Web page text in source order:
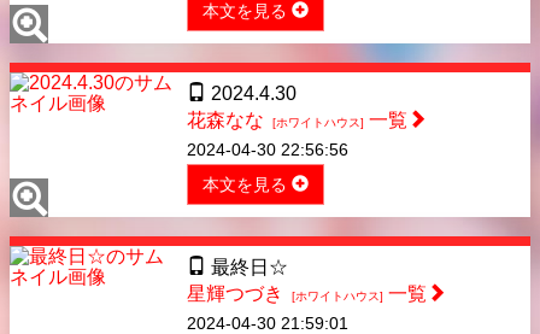
本文を見る
2024.4.30
花森なな
[ホワイトハウス] 一覧
2024-04-30 22:56:56
本文を見る
最終日☆
星輝つづき
[ホワイトハウス] 一覧
2024-04-30 21:59:01